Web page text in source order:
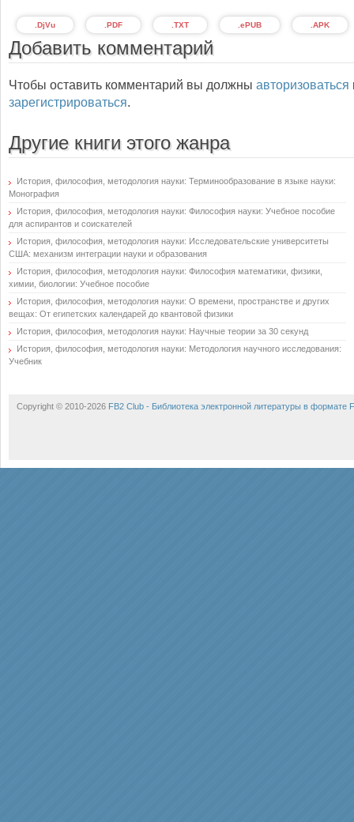
.APK
.ePUB
.TXT
.PDF
.DjVu
Добавить комментарий
Чтобы оставить комментарий вы должны авторизоваться
зарегистрироваться.
Другие книги этого жанра
История, философия, методология науки: Терминообразование в языке науки:
Монография
История, философия, методология науки: Философия науки: Учебное пособие
для аспирантов и соискателей
История, философия, методология науки: Исследовательские университеты
США: механизм интеграции науки и образования
История, философия, методология науки: Философия математики, физики,
химии, биологии: Учебное пособие
История, философия, методология науки: О времени, пространстве и других
вещах: От египетских календарей до квантовой физики
История, философия, методология науки: Научные теории за 30 секунд
История, философия, методология науки: Методология научного исследования:
Учебник
Copyright © 2010-2026 FB2 Club - Библиотека электронной литературы в формате